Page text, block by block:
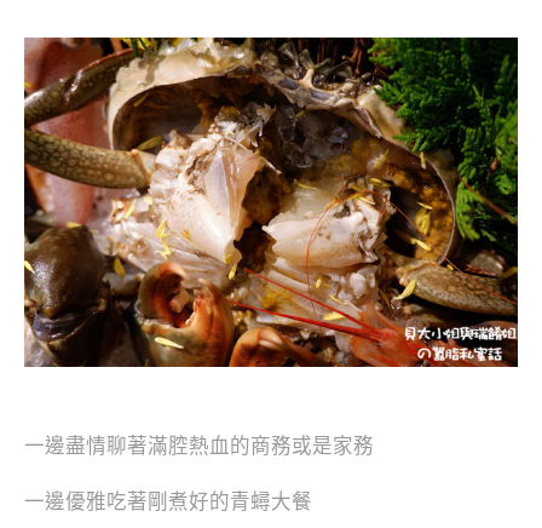
一邊盡情聊著滿腔熱血的商務或是家務
一邊優雅吃著剛煮好的青蟳大餐